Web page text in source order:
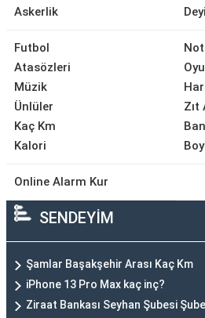
Askerlik
Futbol
Atasözleri
Müzik
Ünlüler
Kaç Km
Kalori
Zıt
Online Alarm Kur
SENDEYİM
Şamlar Başakşehir Arası Kaç Km
iPhone 13 Pro Max kaç inç?
Ziraat Bankası Seyhan Şubesi